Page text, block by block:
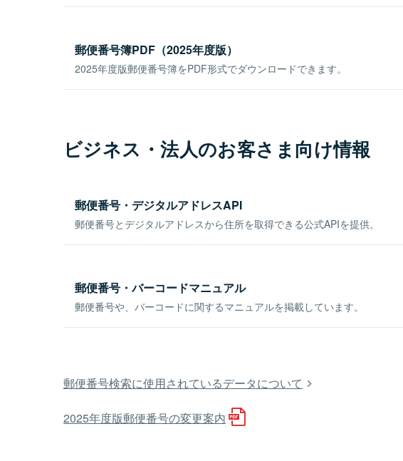
郵便番号簿PDF（2025年度版）
2025年度版郵便番号簿をPDF形式でダウンロードできます。
ビジネス・法人のお客さま向け情報
郵便番号・デジタルアドレスAPI
郵便番号とデジタルアドレスから住所を取得できる公式APIを提供。
郵便番号・バーコードマニュアル
郵便番号や、バーコードに関するマニュアルを掲載しています。
郵便番号検索に使用されているデータについて
2025年度版郵便番号の変更案内